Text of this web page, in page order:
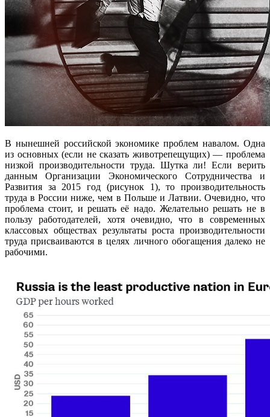
В нынешней российской экономике проблем навалом. Одна
из основных (если не сказать животрепещущих) — проблема
низкой производительности труда. Шутка ли! Если верить
данным Организации Экономического Сотрудничества и
Развития за 2015 год (рисунок 1), то производительность
труда в России ниже, чем в Польше и Латвии. Очевидно, что
проблема стоит, и решать её надо. Желательно решать не в
пользу работодателей, хотя очевидно, что в современных
классовых обществах результаты роста производительности
труда присваиваются в целях личного обогащения далеко не
рабочими.